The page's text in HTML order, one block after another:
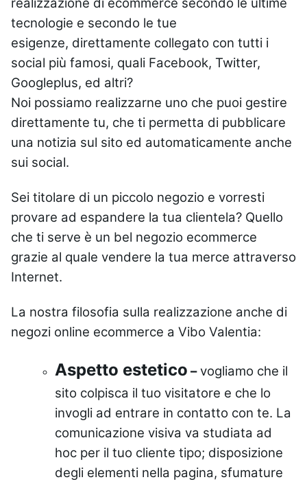
tecnologie e secondo le tue
esigenze, direttamente collegato con tutti i
social più famosi, quali Facebook, Twitter,
Googleplus, ed altri?
Noi possiamo realizzarne uno che puoi gestire
direttamente tu, che ti permetta di pubblicare
una notizia sul sito ed automaticamente anche
sui social.
Sei titolare di un piccolo negozio e vorresti
provare ad espandere la tua clientela? Quello
che ti serve è un bel negozio ecommerce
grazie al quale vendere la tua merce attraverso
Internet.
La nostra filosofia sulla realizzazione anche di
negozi online ecommerce a Vibo Valentia:
Aspetto estetico –vogliamo che il
sito colpisca il tuo visitatore e che lo
invogli ad entrare in contatto con te. La
comunicazione visiva va studiata ad
hoc per il tuo cliente tipo; disposizione
degli elementi nella pagina, sfumature